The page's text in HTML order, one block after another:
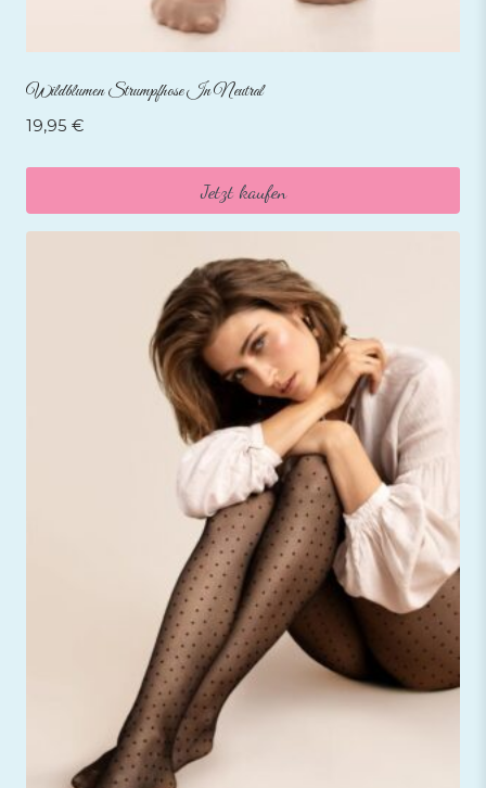
Wildblumen Strumpfhose In Neutral
19,95 €
Jetzt kaufen